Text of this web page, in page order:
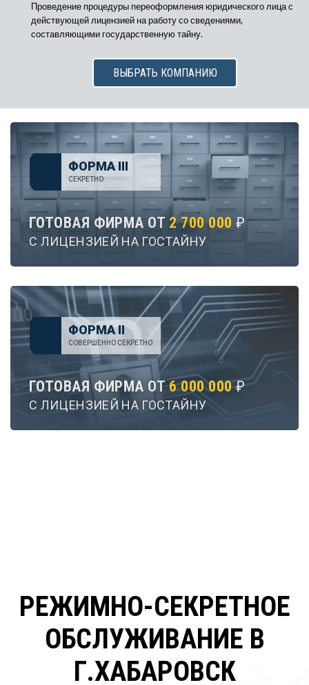
Проведение процедуры переоформления юридического лица с
действующей лицензией на работу со сведениями,
составляющими государственную тайну.
ВЫБРАТЬ КОМПАНИЮ
ФОРМА III
СЕКРЕТНО
ГОТОВАЯ ФИРМА ОТ 2 700 000 ₽
С ЛИЦЕНЗИЕЙ НА ГОСТАЙНУ
ФОРМА II
СОВЕРШЕННО СЕКРЕТНО
ГОТОВАЯ ФИРМА ОТ6 000 000 ₽
С ЛИЦЕНЗИЕЙ НА ГОСТАЙНУ
РЕЖИМНО-СЕКРЕТНОЕ
ОБСЛУЖИВАНИЕ В
Г.ХАБАРОВСК